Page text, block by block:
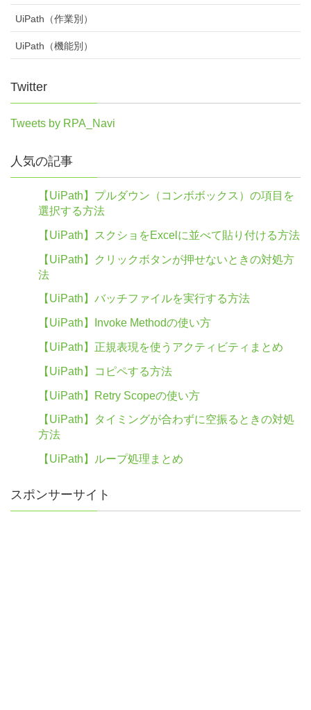
UiPath（作業別）
UiPath（機能別）
Twitter
Tweets by RPA_Navi
人気の記事
【UiPath】プルダウン（コンボボックス）の項目を
選択する方法
【UiPath】スクショをExcelに並べて貼り付ける方法
【UiPath】クリックボタンが押せないときの対処方
法
【UiPath】バッチファイルを実行する方法
【UiPath】Invoke Methodの使い方
【UiPath】正規表現を使うアクティビティまとめ
【UiPath】コピペする方法
【UiPath】Retry Scopeの使い方
【UiPath】タイミングが合わずに空振るときの対処
方法
【UiPath】ループ処理まとめ
スポンサーサイト